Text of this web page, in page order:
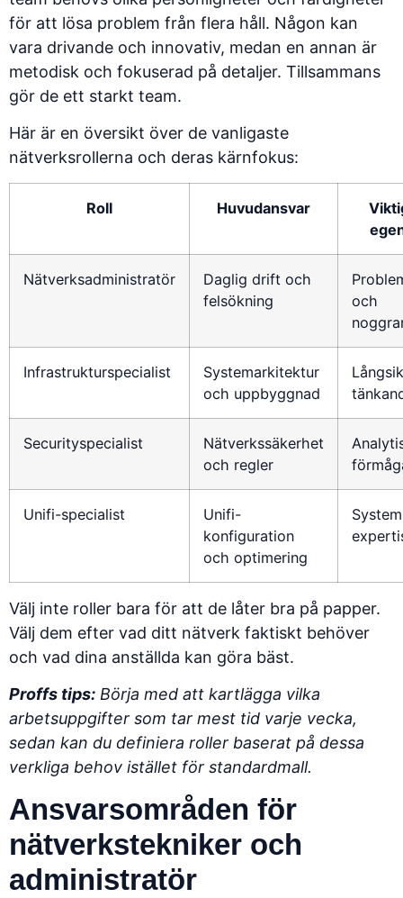
för att lösa problem från flera håll. Någon kan
vara drivande och innovativ, medan en annan är
metodisk och fokuserad på detaljer. Tillsammans
gör de ett starkt team.
Här är en översikt över de vanligaste
nätverksrollerna och deras kärnfokus:
Roll Huvudansvar
Nätverksadministratör
Daglig drift och
felsökning
och
Infrastrukturspecialist
Systemarkitektur
och uppbyggnad
Securityspecialist
Nätverkssäkerhet
och regler
Unifi-specialist
Unifi-
konfiguration
och optimering
Välj inte roller bara för att de låter bra på papper.
Välj dem efter vad ditt nätverk faktiskt behöver
och vad dina anställda kan göra bäst.
Proffs tips: Börja med att kartlägga vilka
arbetsuppgifter som tar mest tid varje vecka,
sedan kan du definiera roller baserat på dessa
verkliga behov istället för standardmall.
Ansvarsområden för
nätverkstekniker och
administratör